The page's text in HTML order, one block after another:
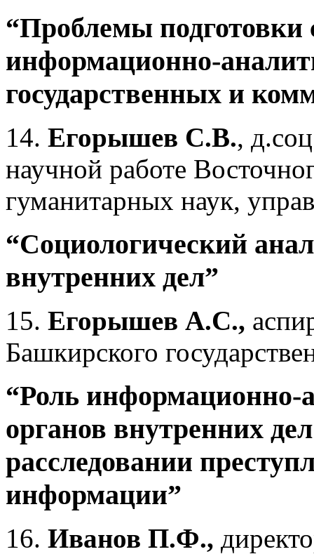
“Проблемы подготовки
информационно-
государственных и
14. Егорышев С.В.,
научной работе
гуманитарных наук,
“Социологический
внутренних дел”
15. Егорышев А.С.,
Башкирского
“Роль информационно-
органов внутренних
расследовании
информации”
16. Иванов П.Ф.,